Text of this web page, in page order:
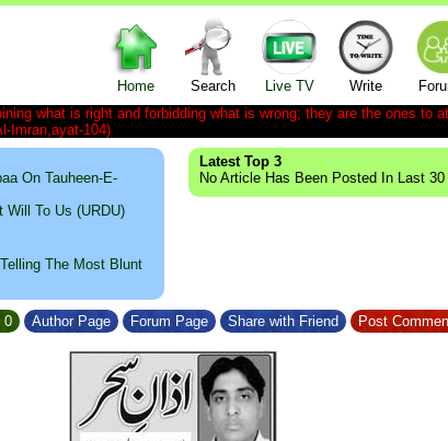
Home Search Live TV Write
what is right and forbidding what is wrong; they are the ones to
Imran,ayat-104)
On Tauheen-E-
Will To Us (URDU)
The Most Blunt
Latest Top 3
No Article Has Been Posted In Last 30
0 Author Page Forum Page Share with Friend Post